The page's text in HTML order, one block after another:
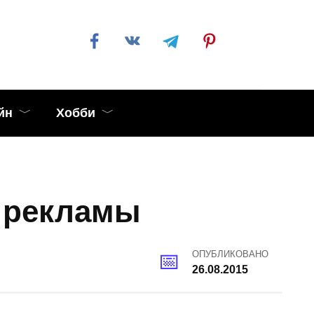
Хобби
ОПУБЛИКОВАНО
26.08.2015